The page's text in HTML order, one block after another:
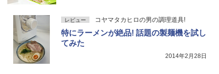
レビュー コヤマタカヒロの男の調理道具!
特にラーメンが絶品! 話題の製麺機を試し
てみた
2014年2月28日